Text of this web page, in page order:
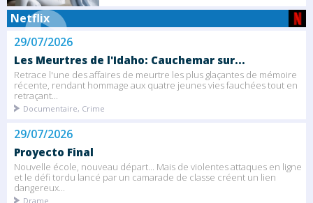
Netflix
29/07/2026
Les Meurtres de l'Idaho: Cauchemar sur...
Retrace l'une des affaires de meurtre les plus glaçantes de mémoire
récente, rendant hommage aux quatre jeunes vies fauchées tout en
retraçant...
Documentaire, Crime
29/07/2026
Proyecto Final
Nouvelle école, nouveau départ... Mais de violentes attaques en ligne
et le défi tordu lancé par un camarade de classe créent un lien
dangereux...
Drame